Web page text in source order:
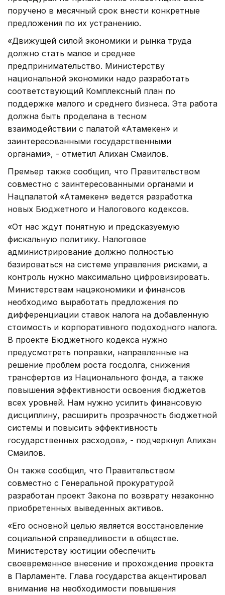
поручено в месячный срок внести конкретные
предложения по их устранению.
«Движущей силой экономики и рынка труда
должно стать малое и среднее
предпринимательство. Министерству
национальной экономики надо разработать
соответствующий Комплексный план по
поддержке малого и среднего бизнеса. Эта работа
должна быть проделана в тесном
взаимодействии с палатой «Атамекен» и
заинтересованными государственными
органами», - отметил Алихан Смаилов.
Премьер также сообщил, что Правительством
совместно с заинтересованными органами и
Нацпалатой «Атамекен» ведется разработка
новых Бюджетного и Налогового кодексов.
«От нас ждут понятную и предсказуемую
фискальную политику. Налоговое
администрирование должно полностью
базироваться на системе управления рисками, а
контроль нужно максимально цифровизировать.
Министерствам нацэкономики и финансов
необходимо выработать предложения по
дифференциации ставок налога на добавленную
стоимость и корпоративного подоходного налога.
В проекте Бюджетного кодекса нужно
предусмотреть поправки, направленные на
решение проблем роста госдолга, снижения
трансфертов из Национального фонда, а также
повышения эффективности освоения бюджетов
всех уровней. Нам нужно усилить финансовую
дисциплину, расширить прозрачность бюджетной
системы и повысить эффективность
государственных расходов», - подчеркнул Алихан
Смаилов.
Он также сообщил, что Правительством
совместно с Генеральной прокуратурой
разработан проект Закона по возврату незаконно
приобретенных выведенных активов.
«Его основной целью является восстановление
социальной справедливости в обществе.
Министерству юстиции обеспечить
своевременное внесение и прохождение проекта
в Парламенте. Глава государства акцентировал
внимание на необходимости повышения